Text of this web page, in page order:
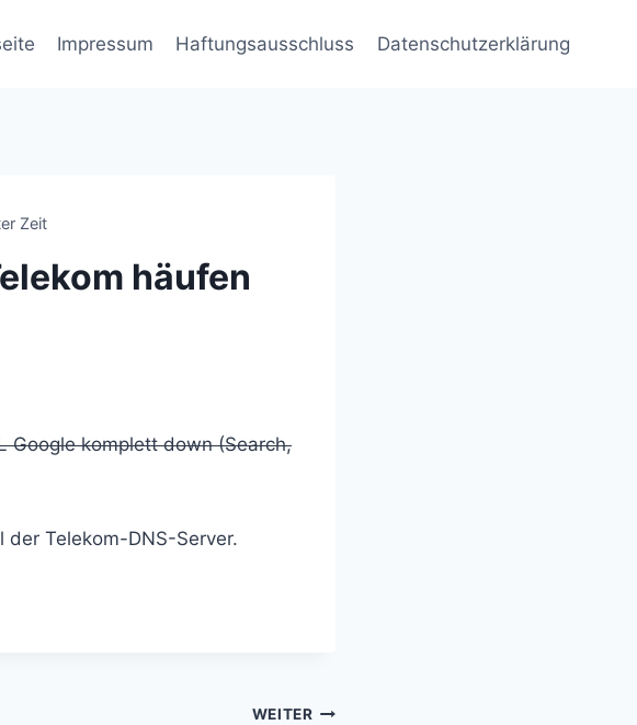
Impressum Haftungsausschluss Datenschutzerklärung
Zeit
häufen
Google komplett down (Search,
Telekom-DNS-Server.
WEITER